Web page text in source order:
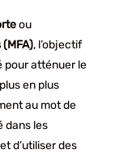
ou
, l’objectif
pour atténuer le
en plus
au mot de
dans les
d’utiliser des